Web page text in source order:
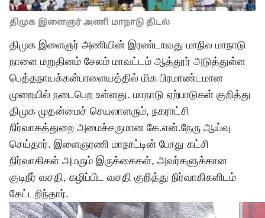
திமுக இளைஞர் அணி மாநாடு திடல்
திமுக இளைஞர் அணியின் இரண்டாவது மாநில மாநாடு
நாளை மறுதினம் சேலம் மாவட்டம் ஆத்தூர் அடுத்துள்ள
பெத்தநாயக்கன்பாளையத்தில் மிக பிரமாண்டமான
முறையில் நடைபெற உள்ளது. மாநாடு ஏற்பாடுகள் குறித்து
திமுக முதன்மைச் செயலாளரும், நகராட்சி
நிர்வாகத்துறை அமைச்சருமான கே.என்.நேரு ஆய்வு
செய்தார். இளைஞரணி மாநாட்டின் போது கட்சி
நிர்வாகிகள் அமரும் இருக்கைகள், அவர்களுக்கான
குடிநீர் வசதி, கழிப்பிட வசதி குறித்து நிர்வாகிகளிடம்
கேட்டறிந்தார்.